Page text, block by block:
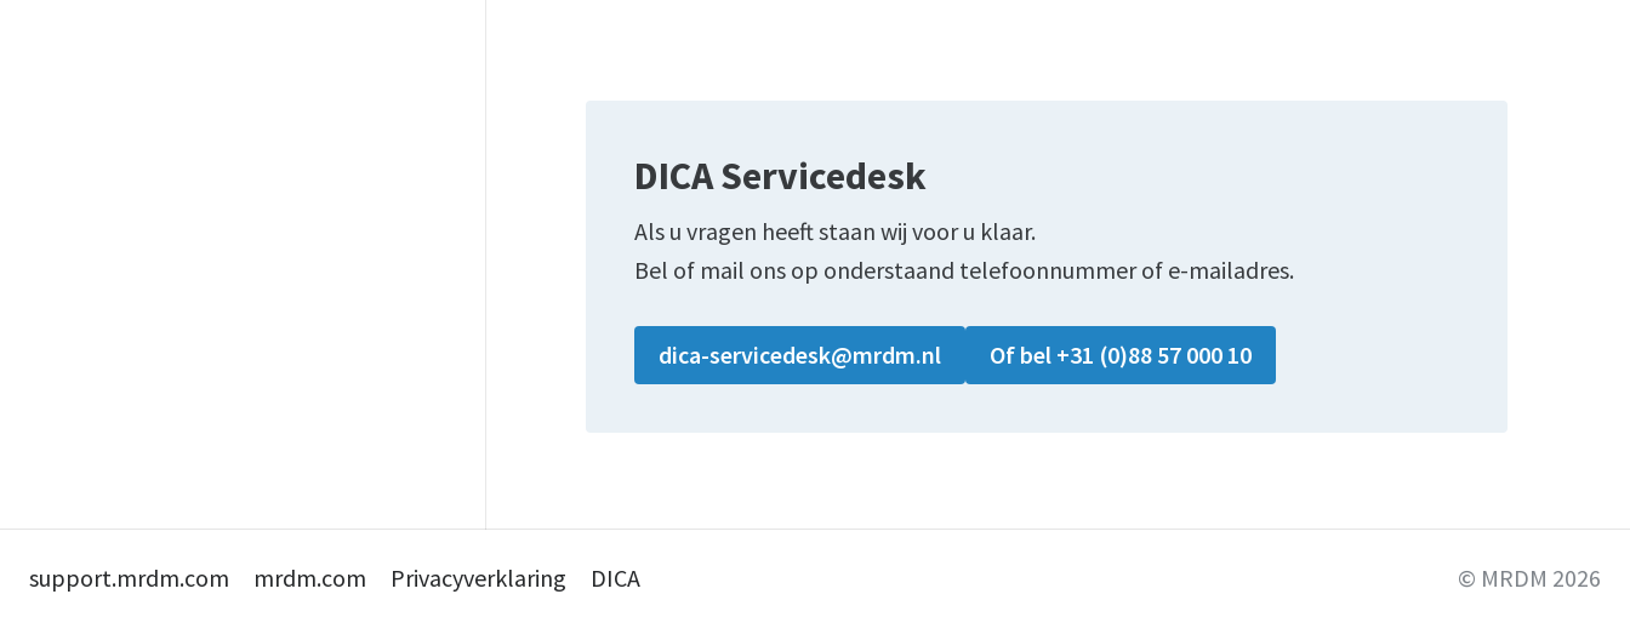
DICA Servicedesk
Als u vragen heeft staan wij voor u klaar.
Bel of mail ons op onderstaand telefoonnummer of e-mailadres.
dica-servicedesk@mrdm.nl Of bel +31 (0)88 57 000 10
support.mrdm.com mrdm.com Privacyverklaring DICA © MRDM 2026